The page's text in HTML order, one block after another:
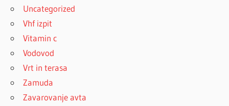
Uncategorized
Vhf izpit
Vitamin c
Vodovod
Vrt in terasa
Zamuda
Zavarovanje avta